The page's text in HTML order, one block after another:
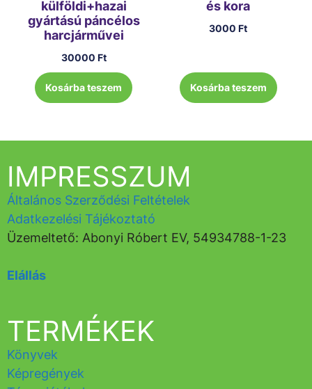
külföldi+hazai
gyártású páncélos
harcjárművei
30000 Ft
Kosárba teszem
és kora
3000Ft
Kosárba teszem
TERMÉKEK
Könyvek
Képregények
IMPRESSZUM
Általános Szerződési Feltételek
Adatkezelési Tájékoztató
Üzemeltető: Abonyi Róbert EV, 54934788-1-23
Elállás